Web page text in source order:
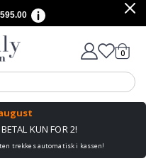
0varer
KUN FOR 2!
trekkes automatisk i kassen!